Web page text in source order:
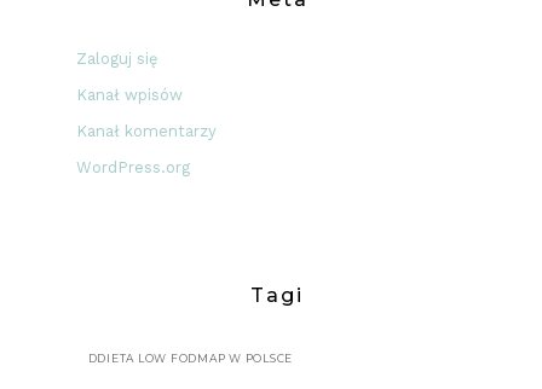
Zaloguj się
Kanał wpisów
Kanał komentarzy
WordPress.org
Tagi
DDIETA LOW FODMAP W POLSCE